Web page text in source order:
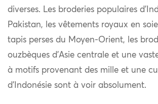
diverses. Les broderies populaires
Pakistan, les vêtements royaux en
tapis perses du Moyen-Orient, les
ouzbèques d’Asie centrale et une
à motifs provenant des mille et une
d’Indonésie sont à voir absolument.